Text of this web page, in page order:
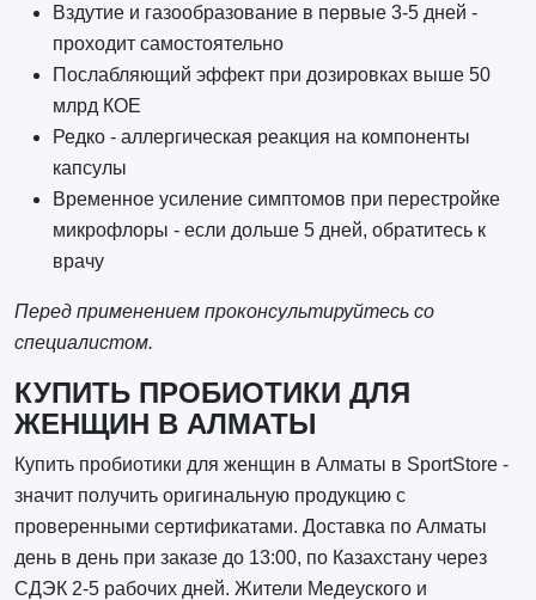
Вздутие и газообразование в первые 3-5 дней -
проходит самостоятельно
Послабляющий эффект при дозировках выше 50
млрд КОЕ
Редко - аллергическая реакция на компоненты
капсулы
Временное усиление симптомов при перестройке
микрофлоры - если дольше 5 дней, обратитесь к
врачу
Перед применением проконсультируйтесь со
специалистом.
КУПИТЬ ПРОБИОТИКИ ДЛЯ
ЖЕНЩИН В АЛМАТЫ
Купить пробиотики для женщин в Алматы в SportStore -
значит получить оригинальную продукцию с
проверенными сертификатами. Доставка по Алматы
день в день при заказе до 13:00, по Казахстану через
СДЭК 2-5 рабочих дней. Жители Медеуского и